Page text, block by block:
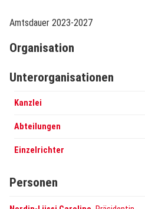
Amtsdauer 2023-2027
Organisation
Unterorganisationen
Kanzlei
Abteilungen
Einzelrichter
Personen